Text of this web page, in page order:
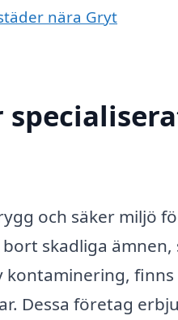
nära Gryt
och säker miljö
skadliga
kontaminering,
Dessa företag